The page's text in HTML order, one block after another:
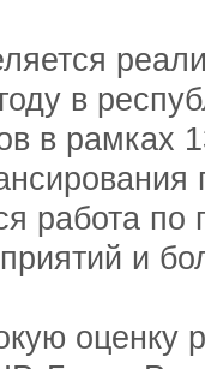
в
в рамках
работа по
и
оценку